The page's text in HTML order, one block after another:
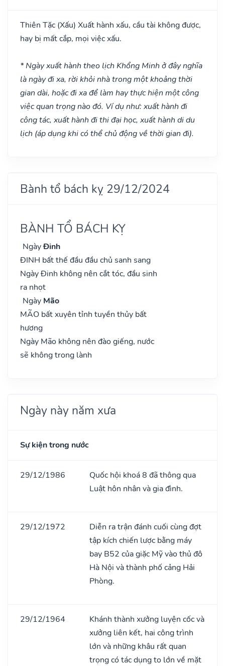
Thiên Tặc (Xấu) Xuất hành xấu, cầu tài không được,
hay bị mất cắp, mọi việc xấu.
* Ngày xuất hành theo lịch Khổng Minh ở đây nghĩa
là ngày đi xa, rời khỏi nhà trong một khoảng thời
gian dài, hoặc đi xa để làm hay thực hiện một công
việc quan trọng nào đó. Ví dụ như: xuất hành đi
công tác, xuất hành đi thi đại học, xuất hành di du
lịch (áp dụng khi có thể chủ động về thời gian đi).
Bành tổ bách kỵ 29/12/2024
BÀNH TỔ BÁCH KỴ
NgàyĐinh
ĐINH bất thế đầu đầu chủ sanh sang
Ngày Đinh không nên cắt tóc, đầu sinh
ra nhọt
Ngày Mão
MÃO bất xuyên tỉnh tuyền thủy bất
hương
Ngày Mão không nên đào giếng, nước
sẽ không trong lành
Ngày này năm xưa
Sự kiện trong nước
29/12/1986
Quốc hội khoá 8 đã thông qua
Luật hôn nhân và gia đình.
29/12/1972
Diễn ra trận đánh cuối cùng đợt
tập kích chiến lược bằng máy
bay B52 của giặc Mỹ vào thủ đô
Hà Nội và thành phố cảng Hải
Phòng.
29/12/1964
Khánh thành xưởng luyện cốc và
xưởng liên kết, hai công trình
lớn và những khâu rất quan
trọng có tác dụng to lớn về mặt